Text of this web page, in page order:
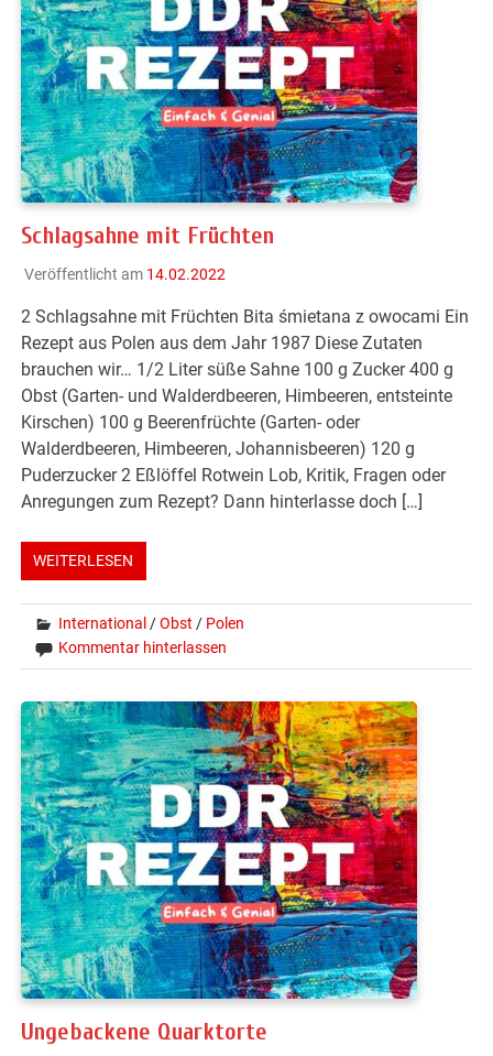
Schlagsahne mit Früchten
Veröffentlicht am 14.02.2022
2 Schlagsahne mit Früchten Bita śmietana z owocami Ein
Rezept aus Polen aus dem Jahr 1987 Diese Zutaten
brauchen wir… 1/2 Liter süße Sahne 100 g Zucker 400 g
Obst (Garten- und Walderdbeeren, Himbeeren, entsteinte
Kirschen) 100 g Beerenfrüchte (Garten- oder
Walderdbeeren, Himbeeren, Johannisbeeren) 120 g
Puderzucker 2 Eßlöffel Rotwein Lob, Kritik, Fragen oder
Anregungen zum Rezept? Dann hinterlasse doch […]
WEITERLESEN
International /Obst / Polen
Kommentar hinterlassen
Ungebackene Quarktorte